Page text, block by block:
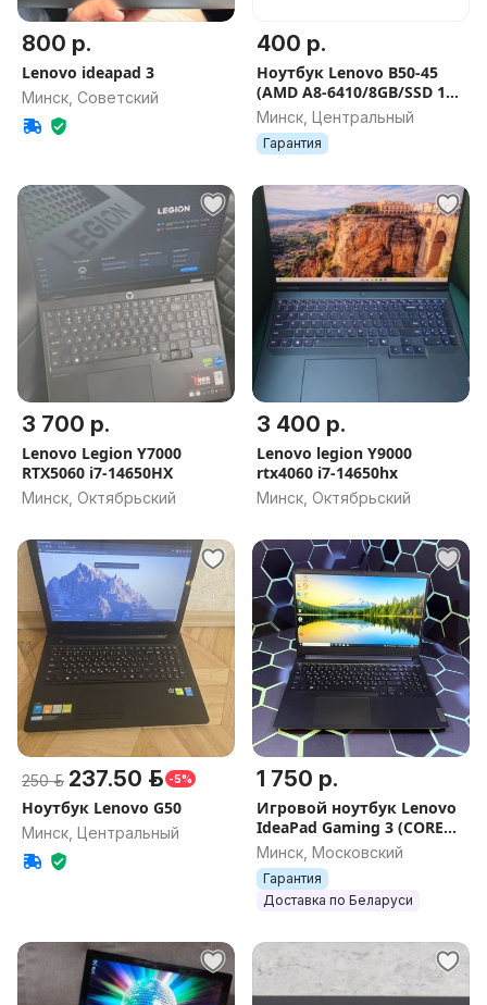
800 р.
Lenovo ideapad 3
Минск, Советский
400 р.
Ноутбук Lenovo B50-45
(AMD A8-6410/8GB/SSD 120
Gb/Radeon R5 + HD 8500M)
безнал опт леново
Минск, Центральный
Гарантия
3 700 р.
Lenovo Legion Y7000
RTX5060 i7-14650HX
Минск, Октябрьский
3 400 р.
Lenovo legion Y9000
rtx4060 i7-14650hx
Минск, Октябрьский
250 р. 237.50 р. -5%
Ноутбук Lenovo G50
Минск, Центральный
1 750 р.
Игровой ноутбук Lenovo
IdeaPad Gaming 3 (CORE
I5/ 120Гц/ 16GB/RTX 3050)
Минск, Московский
Гарантия
Доставка по Беларуси